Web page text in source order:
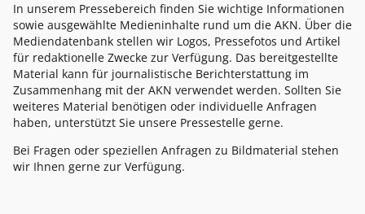
In unserem Pressebereich finden Sie wichtige Informationen
sowie ausgewählte Medieninhalte rund um die AKN. Über die
Mediendatenbank stellen wir Logos, Pressefotos und Artikel
für redaktionelle Zwecke zur Verfügung. Das bereitgestellte
Material kann für journalistische Berichterstattung im
Zusammenhang mit der AKN verwendet werden. Sollten Sie
weiteres Material benötigen oder individuelle Anfragen
haben, unterstützt Sie unsere Pressestelle gerne.
Bei Fragen oder speziellen Anfragen zu Bildmaterial stehen
wir Ihnen gerne zur Verfügung.